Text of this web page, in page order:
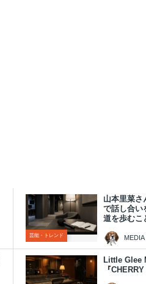
芸能・トレンド
山本里菜
で話し合い
道を歩むこ
Little Glee
『